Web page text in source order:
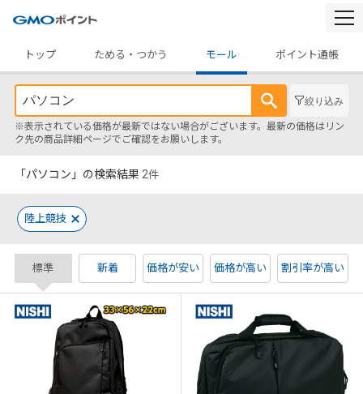
トップ
ためる・つかう モール ポイント通帳
絞り込み
※表示されている価格が最新ではない場合がございます。最新の価格はリン
ク先の商品詳細ページでご確認をお願いします。
「パソコン」の検索結果 2件
陸上競技
標準 新着 価格が安い 価格が高い 割引率が高い